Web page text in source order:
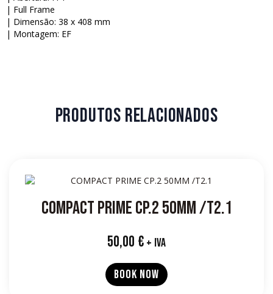
| Full Frame
| Dimensão: 38 x 408 mm
| Montagem: EF
PRODUTOS RELACIONADOS
COMPACT PRIME CP.2 50MM /T2.1
50,00 € + IVA
BOOK NOW